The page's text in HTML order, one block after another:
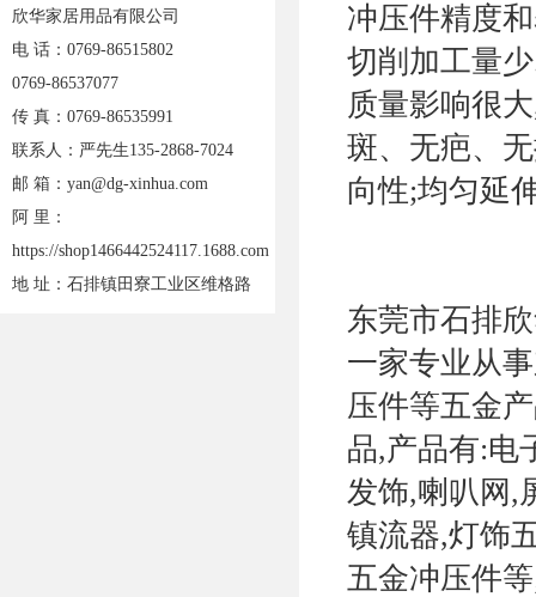
欣华家居用品有限公司
电 话：0769-86515802
0769-86537077
传 真：0769-86535991
联系人：严先生135-2868-7024
邮 箱：yan@dg-xinhua.com
阿 里：
https://shop1466442524117.1688.com
地 址：石排镇田寮工业区维格路
冲压件精度
切削加工量
质量影响很
斑、无疤、
向性;均匀延
东莞市石排
一家专业从
压件等五金
品,产品有:电
发饰,喇叭网,
镇流器,灯饰
五金冲压件